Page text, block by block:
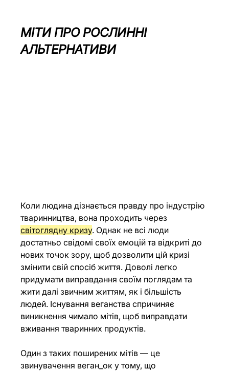
МІТИ ПРО РОСЛИННІ
АЛЬТЕРНАТИВИ
Коли людина дізнається правду про індустрію
тваринництва, вона проходить через
світоглядну кризу. Однак не всі люди
достатньо свідомі своїх емоцій та відкриті до
нових точок зору, щоб дозволити цій кризі
змінити свій спосіб життя. Доволі легко
придумати виправдання своїм поглядам та
жити далі звичним життям, як і більшість
людей. Існування веганства спричиняє
виникнення чимало мітів, щоб виправдати
вживання тваринних продуктів.
Один з таких поширених мітів — це
звинувачення веган_ок у тому, що